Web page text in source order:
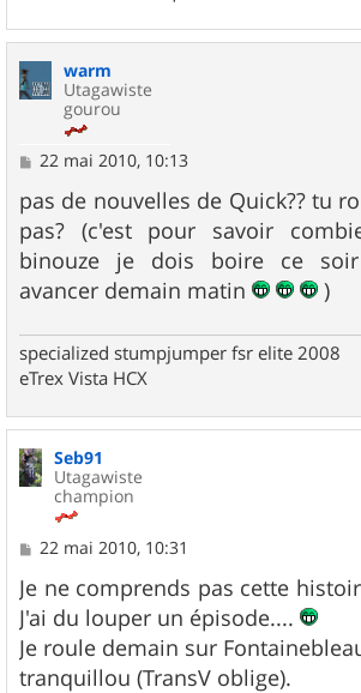
warm
Utagawiste
gourou
M
s
s
a
g
e
22 mai 2010, 10:13
pas de nouvelles de Quick?? tu
pas? (c'est pour savoir
binouze je dois boire ce
avancer demain matin
)
specialized stumpjumper fsr elite 2008
eTrex Vista HCX
Seb91
Utagawiste
champion
M
s
s
a
g
e
22 mai 2010, 10:31
Je ne comprends pas cette
J'ai du louper un épisode....
Je roule demain sur
tranquillou (TransV oblige).